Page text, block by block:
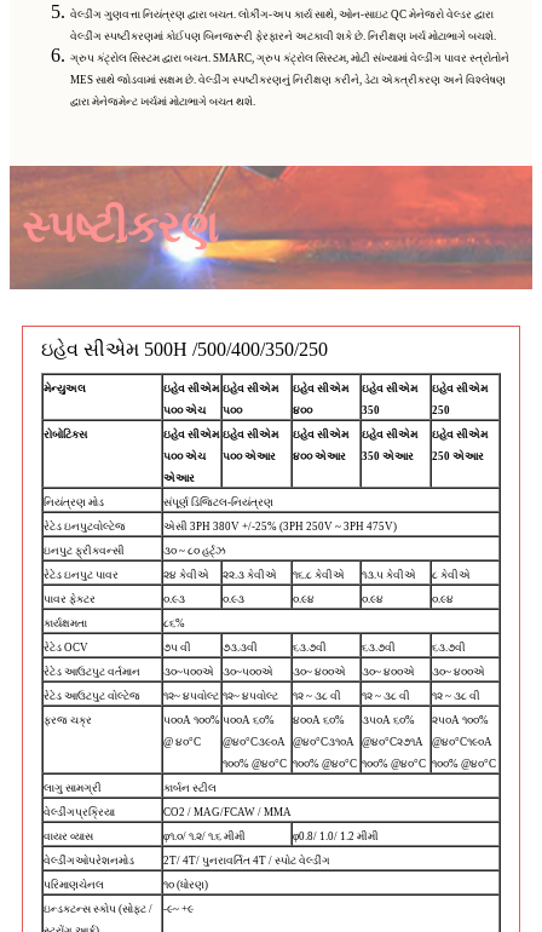
વેલ્ડીંગ ગુણવત્તા નિયંત્રણ દ્વારા બચત. લોકીંગ-અપ કાર્ય સાથે, ઓન-સાઇટ QC મેનેજરો વેલ્ડર દ્વારા
વેલ્ડીંગ સ્પષ્ટીકરણમાં કોઈપણ બિનજરૂરી ફેરફારને અટકાવી શકે છે. નિરીક્ષણ ખર્ચ મોટાભાગે બચશે.
ગ્રુપ કંટ્રોલ સિસ્ટમ દ્વારા બચત. SMARC, ગ્રુપ કંટ્રોલ સિસ્ટમ, મોટી સંખ્યામાં વેલ્ડીંગ પાવર સ્ત્રોતોને
MES સાથે જોડવામાં સક્ષમ છે. વેલ્ડીંગ સ્પષ્ટીકરણનું નિરીક્ષણ કરીને, ડેટા એકત્રીકરણ અને વિશ્લેષણ
દ્વારા મેનેજમેન્ટ ખર્ચમાં મોટાભાગે બચત થશે.
સ્પષ્ટીકરણ
ઇહેવ સીએમ 500H /500/400/350/250
મેન્યુઅલ
ઇહેવ સીએમ
૫૦૦ એચ
ઇહેવ સીએમ
૫૦૦
ઇહેવ સીએમ
૪૦૦
ઇહેવ સીએમ
350
ઇહેવ સીએમ
250
રોબોટિક્સ
ઇહેવ સીએમ
૫૦૦ એચ
એઆર
ઇહેવ સીએમ
૫૦૦ એઆર
ઇહેવ સીએમ
૪૦૦ એઆર
ઇહેવ સીએમ
350 એઆર
ઇહેવ સીએમ
250 એઆર
નિયંત્રણ મોડ
સંપૂર્ણ ડિજિટલ-નિયંત્રણ
રેટેડ ઇનપુટવોલ્ટેજ
એસી 3PH 380V +/-25% (3PH 250V ~ 3PH 475V)
ઇનપુટ ફ્રીક્વન્સી
૩૦ ~ ૮૦ હર્ટ્ઝ
રેટેડ ઇનપુટ પાવર
૨૪ કેવીએ ૨૨.૩ કેવીએ ૧૬.૮ કેવીએ ૧૩.૫ કેવીએ
૮ કેવીએ
પાવર ફેક્ટર
૦.૯૩ ૦.૯૩ ૦.૯૪ ૦.૯૪
૦.૯૪
કાર્યક્ષમતા
૮૬%
રેટેડ OCV
૭૫ વી ૭૩.૩વી ૬૩.૭વી ૬૩.૭વી
૬૩.૭વી
રેટેડ આઉટપુટ વર્તમાન
૩૦~૫૦૦એ ૩૦~૫૦૦એ ૩૦~ ૪૦૦એ ૩૦~ ૪૦૦એ
૩૦~ ૪૦૦એ
રેટેડ આઉટપુટ વોલ્ટેજ
૧૨~ ૪૫વોલ્ટ ૧૨~ ૪૫વોલ્ટ ૧૨ ~ ૩૮ વી ૧૨ ~ ૩૮ વી
૧૨ ~ ૩૮ વી
ફરજ ચક્ર
૫૦૦A ૧૦૦%
@ ૪૦°C
૫૦૦A ૬૦%
@૪૦°C૩૯૦A
૧૦૦% @૪૦°C
૪૦૦A ૬૦%
@૪૦°C૩૧૦A
૧૦૦% @૪૦°C
૩૫૦A ૬૦%
@૪૦°C૨૭૧A
૧૦૦% @૪૦°C
૨૫૦A ૧૦૦%
@૪૦°C૧૯૦A
૧૦૦% @૪૦°C
લાગુ સામગ્રી
કાર્બન સ્ટીલ
વેલ્ડીંગપ્રક્રિયા
CO2 / MAG/FCAW / MMA
વાયર વ્યાસ
φ૧.૦/ ૧.૨/ ૧.૬ મીમી
φ0.8/ 1.0/ 1.2 મીમી
વેલ્ડીંગઓપરેશનમોડ
2T/ 4T/ પુનરાવર્તિત 4T / સ્પોટ વેલ્ડીંગ
પરિમાણચેનલ
૧૦ (ધોરણ)
ઇન્ડક્ટન્સ સ્કોપ (સોફ્ટ /
-૯~ +૯